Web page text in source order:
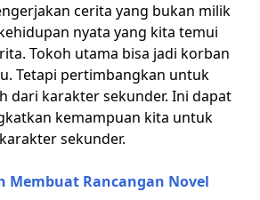
cerita yang bukan milik
nyata yang kita temui
Tokoh utama bisa jadi korban
Tetapi pertimbangkan untuk
dari karakter sekunder. Ini dapat
kemampuan kita untuk
sekunder.
Membuat Rancangan Novel